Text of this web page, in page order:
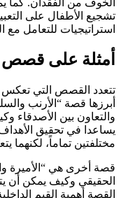
الخوف من الفقدان. كما
تشجيع الأطفال على
استراتيجيات للتعامل مع
أمثلة على قصص
تتعدد القصص التي
أبرزها قصة “الأرنب
والتعاون بين الأصدقاء
يساعدا في تحقيق
مختلفتين تماماً، لكنهما
قصة أخرى هي “الأميرة
الحقيقي وكيف يمكن أن
القصة أهمية القيم